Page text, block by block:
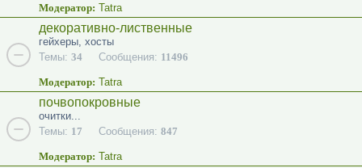
Модератор: Tatra
декоративно-лиственные
гейхеры, хосты
Темы: 34 Сообщения: 11496
Модератор: Tatra
почвопокровные
очитки...
Темы: 17 Сообщения: 847
Модератор: Tatra